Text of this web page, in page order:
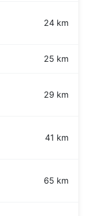
24 km
25 km
29 km
41 km
65 km